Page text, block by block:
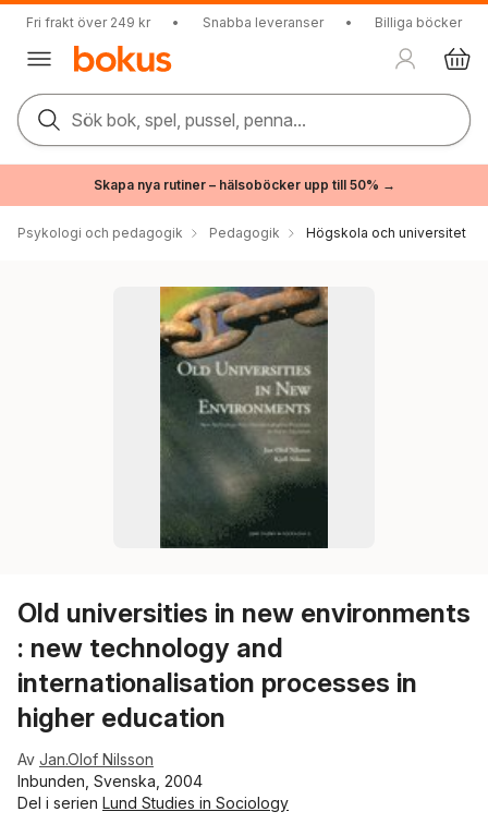
Fri frakt över 249 kr • Snabba leveranser • Billiga böcker
Sök bok, spel, pussel, penna...
Skapa nya rutiner – hälsoböcker upp till 50% →
Psykologi och pedagogik Pedagogik Högskola och universitet
Old universities in new environments
: new technology and
internationalisation processes in
higher education
Av Jan.Olof Nilsson
Inbunden, Svenska, 2004
Del i serien Lund Studies in Sociology